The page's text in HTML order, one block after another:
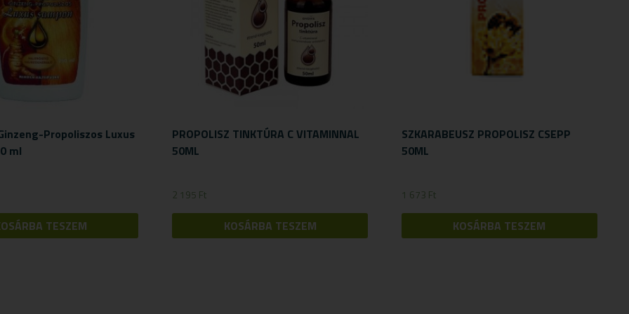
Propoliszos Luxus
ml
TESZEM
PROPOLISZ TINKTÚRA C VITAMINNAL
50ML
2 195 Ft
KOSÁRBA TESZEM
SZKARABEUSZ PROPOLISZ CSEPP
50ML
1 673 Ft
KOSÁRBA TESZEM